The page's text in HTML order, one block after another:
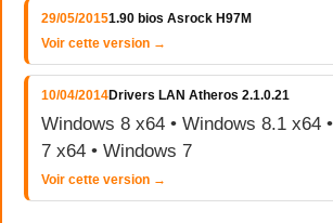
29/05/20151.90 bios Asrock H97M
Voir cette version →
10/04/2014Drivers LAN Atheros 2.1.0.21
Windows 8 x64 • Windows 8.1 x64
7 x64 • Windows 7
Voir cette version →